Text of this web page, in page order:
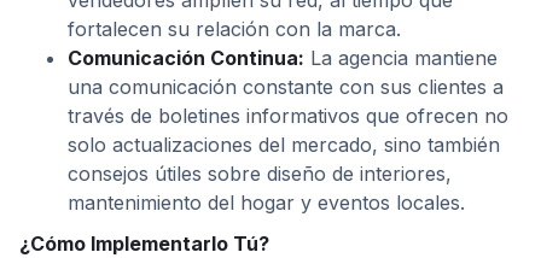
fortalecen su relación con la marca.
Comunicación Continua: La agencia mantiene
una comunicación constante con sus clientes a
través de boletines informativos que ofrecen no
solo actualizaciones del mercado, sino también
consejos útiles sobre diseño de interiores,
mantenimiento del hogar y eventos locales.
¿Cómo Implementarlo Tú?